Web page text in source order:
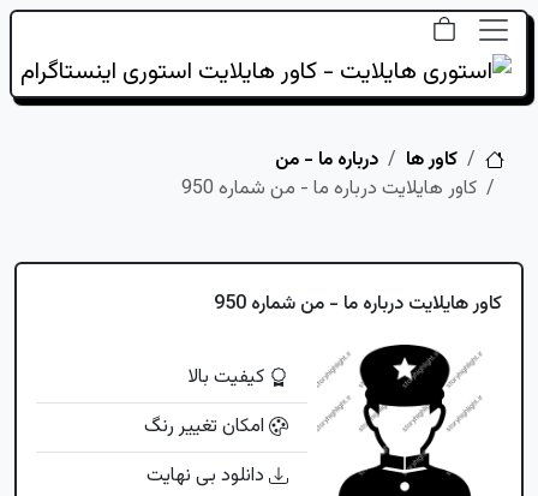
خانهکاور ها
درباره ما - من
کاور هایلایت درباره ما - من شماره 950
کاور هایلایت درباره ما - من شماره 950
کیفیت بالا
امکان تغییر رنگ
دانلود بی نهایت